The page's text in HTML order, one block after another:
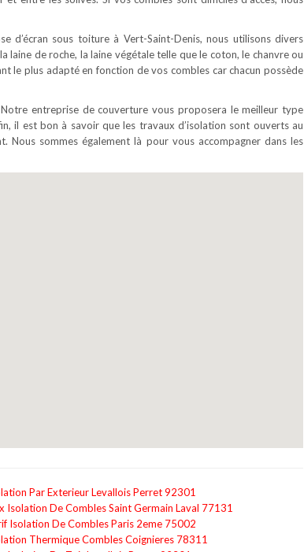
sous toiture à Vert-Saint-Denis, nous utilisons divers
laine de roche, la laine végétale telle que le coton, le chanvre ou
le plus adapté en fonction de vos combles car chacun possède
entreprise de couverture vous proposera le meilleur type
il est bon à savoir que les travaux d’isolation sont ouverts au
sommes également là pour vous accompagner dans les
Par Exterieur Levallois Perret 92301
Isolation De Combles Saint Germain Laval 77131
Isolation De Combles Paris 2eme 75002
Thermique Combles Coignieres 78311